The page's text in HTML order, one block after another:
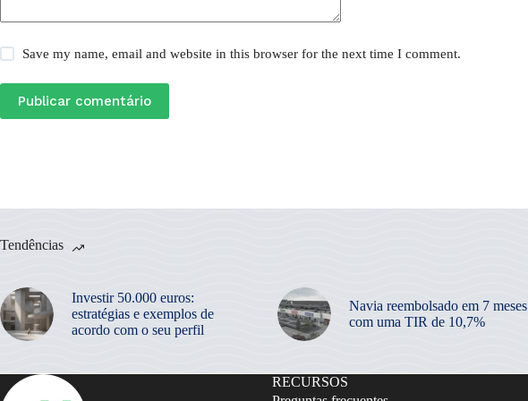
Save my name, email and website in this browser for the next time I comment.
Publicar comentário
Tendências
Investir 50.000 euros:
estratégias e exemplos de
acordo com o seu perfil
Navia reembolsado em 7 meses
com uma TIR de 10,7%
RECURSOS